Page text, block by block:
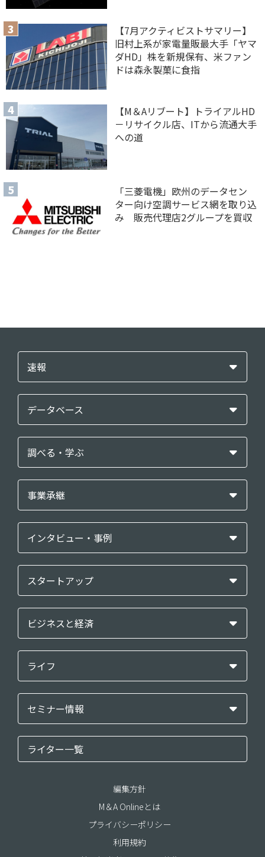
【7月アクティビストサマリー】
旧村上系が家電量販最大手「ヤマ
ダHD」株を新規保有、米ファン
ドは森永製菓に食指
【M＆Aリブート】トライアルHD
－リサイクル店、ITから流通大手
への道
「三菱電機」欧州のデータセン
ター向け空調サービス網を取り込
み 販売代理店2グループを買収
速報
データベース
調べる・学ぶ
事業承継
インタビュー・事例
スタートアップ
ビジネスと経済
ライフ
セミナー情報
ライター一覧
編集方針
M＆A Onlineとは
プライバシーポリシー
利用規約